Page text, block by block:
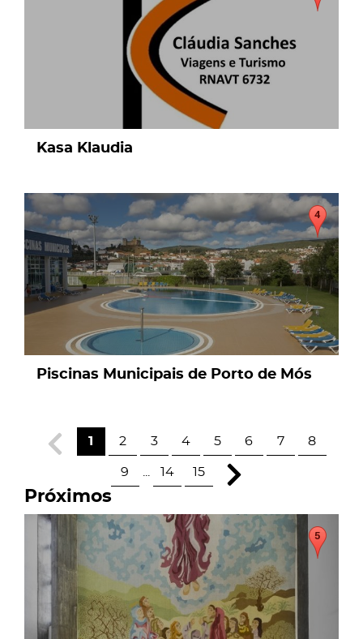
Kasa Klaudia
page
Piscinas Municipais de Porto de Mós
1 2 3 4 5 6 7 8
9 14 15
Próximos
page